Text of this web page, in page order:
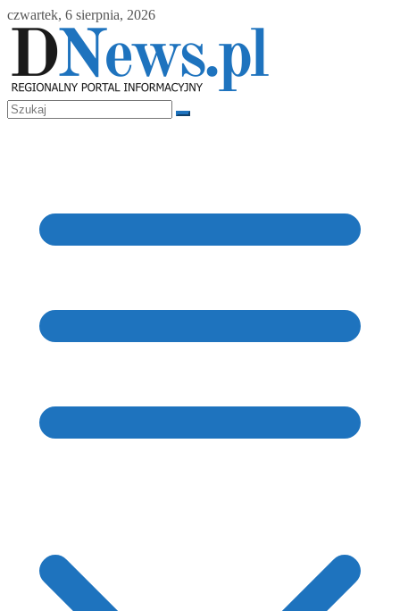
Skip
to
czwartek, 6 sierpnia, 2026